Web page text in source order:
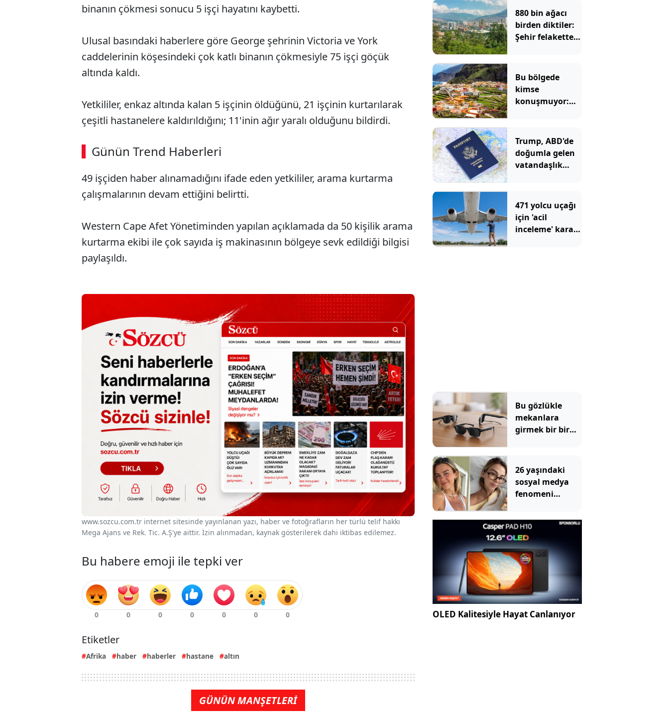
binanın çökmesi sonucu 5 işçi hayatını kaybetti.
Ulusal basındaki haberlere göre George şehrinin Victoria ve York
caddelerinin köşesindeki çok katlı binanın çökmesiyle 75 işçi göçük
altında kaldı.
Yetkililer, enkaz altında kalan 5 işçinin öldüğünü, 21 işçinin kurtarılarak
çeşitli hastanelere kaldırıldığını; 11'inin ağır yaralı olduğunu bildirdi.
Günün Trend Haberleri
00:02 / 09:08
Sesi Aç
49 işçiden haber alınamadığını ifade eden yetkililer, arama kurtarma
çalışmalarının devam ettiğini belirtti.
Western Cape Afet Yönetiminden yapılan açıklamada da 50 kişilik arama
kurtarma ekibi ile çok sayıda iş makinasının bölgeye sevk edildiği bilgisi
paylaşıldı.
www.sozcu.com.tr internet sitesinde yayınlanan yazı, haber ve fotoğrafların her türlü telif hakkı
Mega Ajans ve Rek. Tic. A.Ş'ye aittir. İzin alınmadan, kaynak gösterilerek dahi iktibas edilemez.
Bu habere emoji ile tepki ver
Etiketler
Afrika haber haberler hastane altın
GÜNÜN MANŞETLERİ
880 bin ağacı
birden diktiler:
Şehir felaketten
Bu bölgede
kimse
konuşmuyor:
anlaşıyor
Trump, ABD'de
doğumla gelen
vatandaşlık
471 yolcu uçağı
için 'acil
inceleme' kararı:
Bu gözlükle
mekanlara
girmek bir bir
26 yaşındaki
sosyal medya
fenomeni
mücadelesini
kaybetti
OLED Kalitesiyle Hayat Canlanıyor